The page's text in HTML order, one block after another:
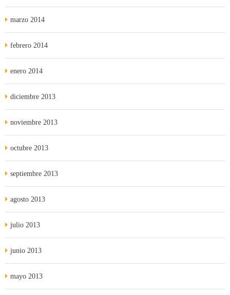
marzo 2014
febrero 2014
enero 2014
diciembre 2013
noviembre 2013
octubre 2013
septiembre 2013
agosto 2013
julio 2013
junio 2013
mayo 2013